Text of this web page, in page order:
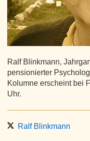
Ralf Blinkmann,
pensionierter
Kolumne erscheint bei
Uhr.
Ralf Blinkmann